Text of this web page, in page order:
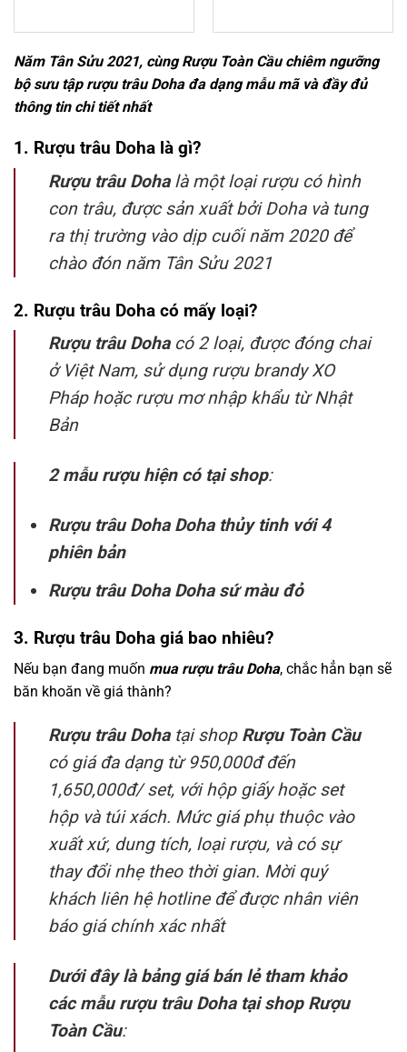
Năm Tân Sửu 2021, cùng Rượu Toàn Cầu chiêm ngưỡng
bộ sưu tập rượu trâu Doha đa dạng mẫu mã và đầy đủ
thông tin chi tiết nhất
1. Rượu trâu Doha là gì?
Rượu trâu Dohalà một loại rượu có hình
con trâu, được sản xuất bởi Doha và tung
ra thị trường vào dịp cuối năm 2020 để
chào đón năm Tân Sửu 2021
2. Rượu trâu Doha có mấy loại?
Rượu trâu Dohacó 2 loại, được đóng chai
ở Việt Nam, sử dụng rượu brandy XO
Pháp hoặc rượu mơ nhập khẩu từ Nhật
Bản
2 mẫu rượu hiện có tại shop:
Rượu trâu Doha Doha thủy tinh với 4
phiên bản
Rượu trâu Doha Doha sứ màu đỏ
3. Rượu trâu Doha giá bao nhiêu?
Nếu bạn đang muốn mua rượu trâu Doha, chắc hẳn bạn sẽ
băn khoăn về giá thành?
Rượu trâu Dohatại shop Rượu Toàn Cầu
có giá đa dạng từ 950,000đ đến
1,650,000đ/ set, với hộp giấy hoặc set
hộp và túi xách. Mức giá phụ thuộc vào
xuất xứ, dung tích, loại rượu, và có sự
thay đổi nhẹ theo thời gian. Mời quý
khách liên hệ hotline để được nhân viên
báo giá chính xác nhất
Dưới đây là bảng giá bán lẻ tham khảo
các mẫu rượu trâu Doha tại shop Rượu
Toàn Cầu: